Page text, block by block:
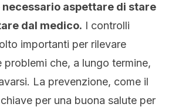
necessario aspettare di stare
dal medico. I controlli
importanti per rilevare
problemi che, a lungo termine,
La prevenzione, come il
per una buona salute per